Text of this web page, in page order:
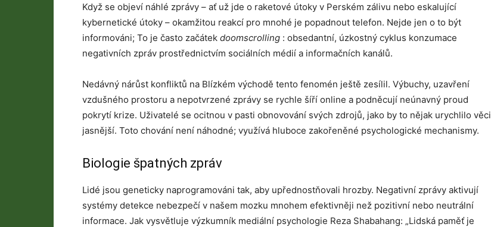
Když se objeví náhlé zprávy – ať už jde o raketové útoky v Perském zálivu nebo eskalující
kybernetické útoky – okamžitou reakcí pro mnohé je popadnout telefon. Nejde jen o to být
informováni; To je často začátek doomscrolling : obsedantní, úzkostný cyklus konzumace
negativních zpráv prostřednictvím sociálních médií a informačních kanálů.
Nedávný nárůst konfliktů na Blízkém východě tento fenomén ještě zesílil. Výbuchy, uzavření
vzdušného prostoru a nepotvrzené zprávy se rychle šíří online a podněcují neúnavný proud
pokrytí krize. Uživatelé se ocitnou v pasti obnovování svých zdrojů, jako by to nějak urychlilo věci
jasnější. Toto chování není náhodné; využívá hluboce zakořeněné psychologické mechanismy.
Biologie špatných zpráv
Lidé jsou geneticky naprogramováni tak, aby upřednostňovali hrozby. Negativní zprávy aktivují
systémy detekce nebezpečí v našem mozku mnohem efektivněji než pozitivní nebo neutrální
informace. Jak vysvětluje výzkumník mediální psychologie Reza Shabahang: „Lidská paměť je